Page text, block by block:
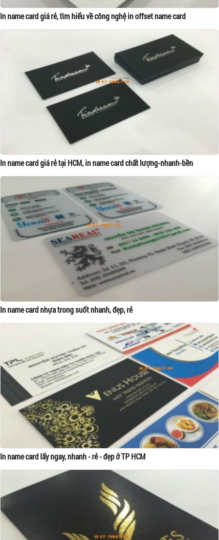
In name card giá rẻ, tìm hiểu về công nghệ in offset name card
In name card giá rẻ tại HCM, in name card chất lượng-nhanh-bền
In name card nhựa trong suốt nhanh, đẹp, rẻ
In name card lấy ngay, nhanh - rẻ - đẹp ở TP HCM